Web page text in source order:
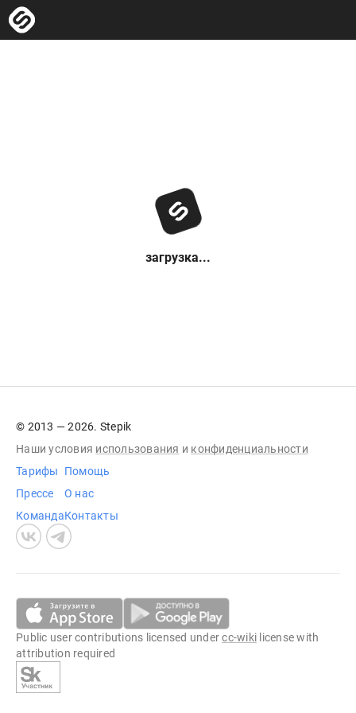
загрузка...
© 2013 — 2026. Stepik
Наши условия использования и конфиденциальности
Тарифы
Прессе
Команда
Помощь
О нас
Контакты
Public user contributions licensed undercc-wiki license with
attribution required